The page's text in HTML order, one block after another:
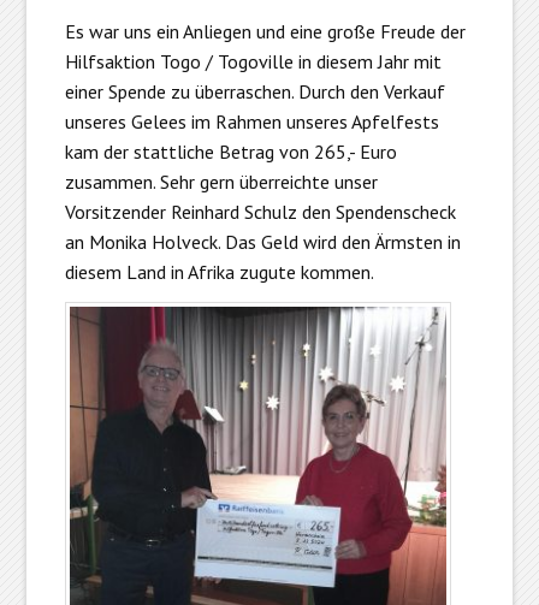
Es war uns ein Anliegen und eine große Freude der
Hilfsaktion Togo / Togoville in diesem Jahr mit
einer Spende zu überraschen. Durch den Verkauf
unseres Gelees im Rahmen unseres Apfelfests
kam der stattliche Betrag von 265,- Euro
zusammen. Sehr gern überreichte unser
Vorsitzender Reinhard Schulz den Spendenscheck
an Monika Holveck. Das Geld wird den Ärmsten in
diesem Land in Afrika zugute kommen.